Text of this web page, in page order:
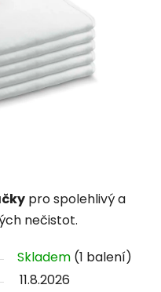
pro spolehlivý a
nečistot.
Skladem (1 balení)
11.8.2026